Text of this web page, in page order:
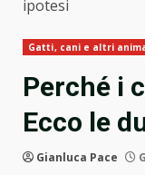
ipotesi
Gatti, cani e altri
Perché i
Ecco le
Gianluca Pace